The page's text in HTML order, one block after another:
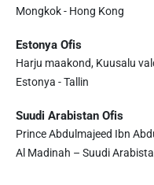
Mongkok - Hong Kong
Estonya Ofis
Harju maakond, Kuusalu
Estonya - Tallin
Suudi Arabistan Ofis
Prince Abdulmajeed Ibn
Al Madinah – Suudi